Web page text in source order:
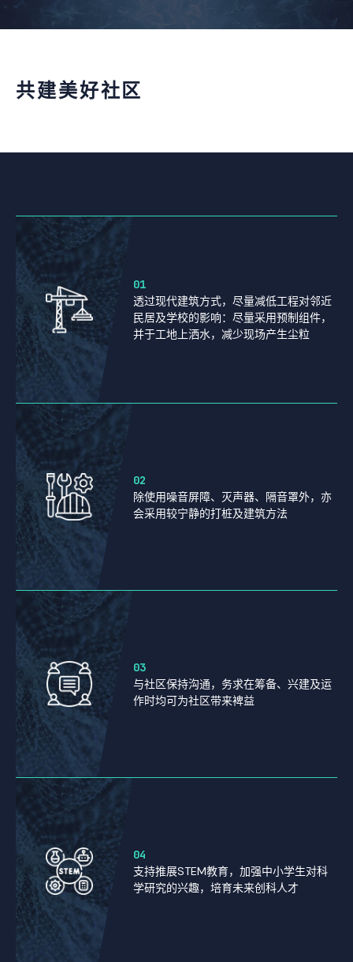
共建美好社区
01
透过现代建筑方式，尽量减低工程对邻近
民居及学校的影响：尽量采用预制组件，
并于工地上洒水，减少现场产生尘粒
02
除使用噪音屏障、灭声器、隔音罩外，亦
会采用较宁静的打桩及建筑方法
03
与社区保持沟通，务求在筹备、兴建及运
作时均可为社区带来裨益
04
支持推展STEM教育，加强中小学生对科
学研究的兴趣，培育未来创科人才